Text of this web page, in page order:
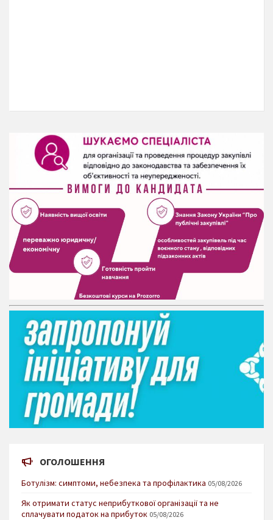
ОГОЛОШЕННЯ
Ботулізм: симптоми, небезпека та профілактика 05/08/2026
Як отримати статус неприбуткової організації та не
сплачувати податок на прибуток 05/08/2026